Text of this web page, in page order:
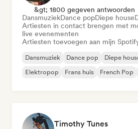
&gt; 1800 gegeven antwoorden
DansmuziekDance popDiepe house
Artiesten in contact brengen met
live evenementen
Artiesten toevoegen aan mijn
Dansmuziek Dance pop Diepe
Elektropop
Frans huis French Pop
Timothy Tunes